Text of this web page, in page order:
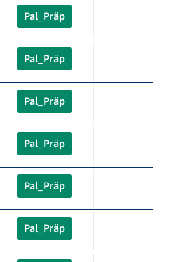
Pal_Präp
Pal_Präp
Pal_Präp
Pal_Präp
Pal_Präp
Pal_Präp